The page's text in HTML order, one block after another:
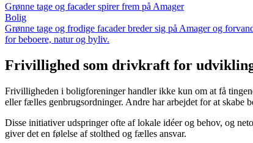
Grønne tage og facader spirer frem på Amager
Bolig
Grønne tage og frodige facader breder sig på Amager og
for beboere, natur og byliv.
Frivillighed som drivkraft for
Frivilligheden i boligforeninger handler ikke kun om at få
eller fælles genbrugsordninger. Andre har arbejdet for at skabe
Disse initiativer udspringer ofte af lokale idéer og behov, og
giver det en følelse af stolthed og fælles ansvar.